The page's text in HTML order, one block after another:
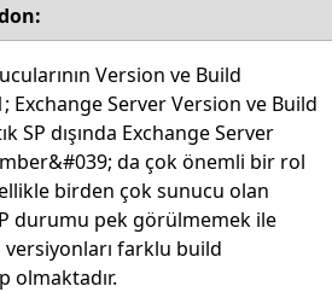
Version ve Build
Exchange Server Version ve Build
SP dışında Exchange Server
da çok önemli bir rol
birden çok sunucu olan
durumu pek görülmemek ile
farklu build
olmaktadır.